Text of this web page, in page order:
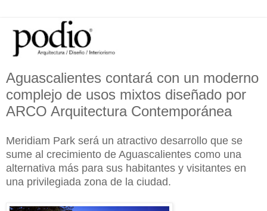
Aguascalientes contará con un moderno
complejo de usos mixtos diseñado por
ARCO Arquitectura Contemporánea
Meridiam Park será un atractivo desarrollo que se
sume al crecimiento de Aguascalientes como una
alternativa más para sus habitantes y visitantes en
una privilegiada zona de la ciudad.